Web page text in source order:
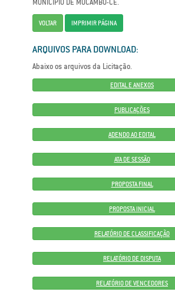
MUNICIPIO DE MUCAMBO-CE.
VOLTAR IMPRIMIR PÁGINA
ARQUIVOS PARA DOWNLOAD:
Abaixo os arquivos da Licitação.
EDITAL E ANEXOS
PUBLICAÇÕES
ADENDO AO EDITAL
ATA DE SESSÃO
PROPOSTA FINAL
PROPOSTA INICIAL
RELATÓRIO DE CLASSIFICAÇÃO
RELATÓRIO DE DISPUTA
RELATÓRIO DE VENCEDORES